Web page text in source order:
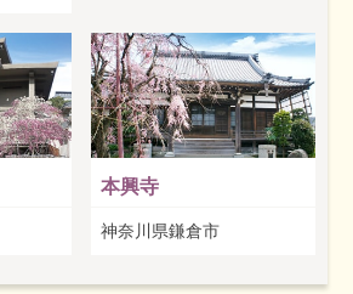
本興寺
神奈川県鎌倉市